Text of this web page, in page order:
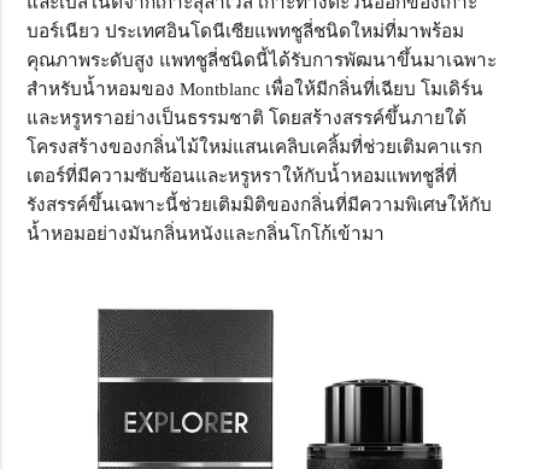
บอร์เนียว ประเทศอินโดนีเซียแพทชูลี่ชนิดใหม่ที่มาพร้อม
คุณภาพระดับสูง แพทชูลี่ชนิดนี้ได้รับการพัฒนาขึ้นมาเฉพาะ
สำหรับน้ำหอมของ Montblanc เพื่อให้มีกลิ่นที่เฉียบ โมเดิร์น
และหรูหราอย่างเป็นธรรมชาติ โดยสร้างสรรค์ขึ้นภายใต้
โครงสร้างของกลิ่นไม้ใหม่แสนเคลิบเคลิ้มที่ช่วยเติมคาแรก
เตอร์ที่มีความซับซ้อนและหรูหราให้กับน้ำหอมแพทชูลี่ที่
รังสรรค์ขึ้นเฉพาะนี้ช่วยเติมมิติของกลิ่นที่มีความพิเศษให้กับ
น้ำหอมอย่างมันกลิ่นหนังและกลิ่นโกโก้เข้ามา